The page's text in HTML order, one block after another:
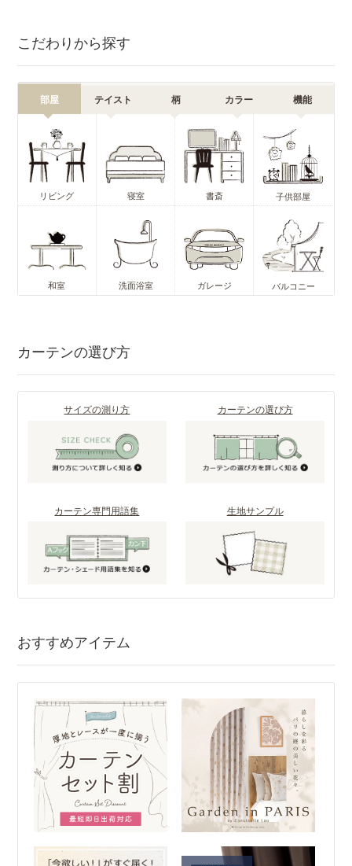
こだわりから探す
部屋 テイスト 柄 カラー 機能
リビング 寝室 書斎 子供部屋
和室 洗面浴室 ガレージ バルコニー
カーテンの選び方
サイズの測り方 カーテンの選び方
カーテン専門用語集 生地サンプル
おすすめアイテム